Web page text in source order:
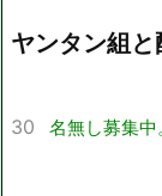
ヤンタン組
30 名無し募集中